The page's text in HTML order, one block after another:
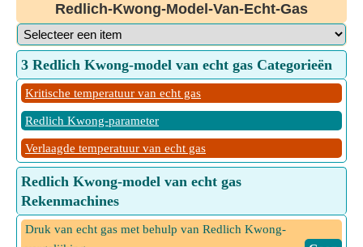
Redlich-Kwong-Model-Van-Echt-Gas
3 Redlich Kwong-model van echt gas Categorieën
Kritische temperatuur van echt gas
Redlich Kwong-parameter
Verlaagde temperatuur van echt gas
Redlich Kwong-model van echt gas
Rekenmachines
Druk van echt gas met behulp van Redlich Kwong-